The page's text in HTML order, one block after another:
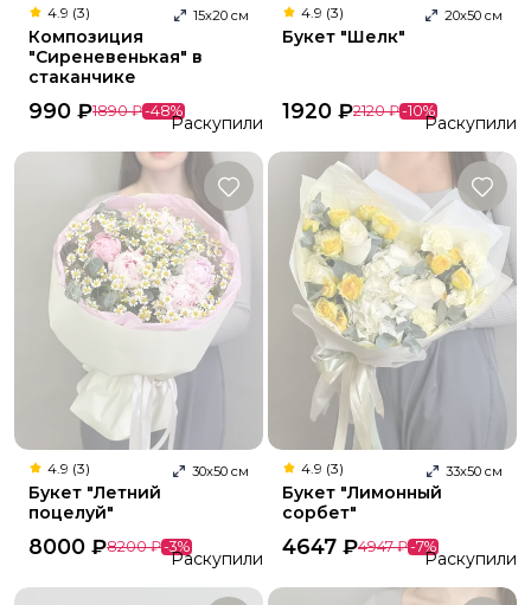
4.9 (3) 15х20 см
Композиция
"Сиреневенькая" в
стаканчике
990 ₽1890 ₽-48%
Раскупили
4.9 (3) 20х50 см
Букет "Шелк"
1920 ₽2120 ₽-10%
Раскупили
4.9 (3) 30х50 см
Букет "Летний
поцелуй"
8000 ₽8200 ₽-3%
Раскупили
4.9 (3) 33х50 см
Букет "Лимонный
сорбет"
4647 ₽4947 ₽-7%
Раскупили